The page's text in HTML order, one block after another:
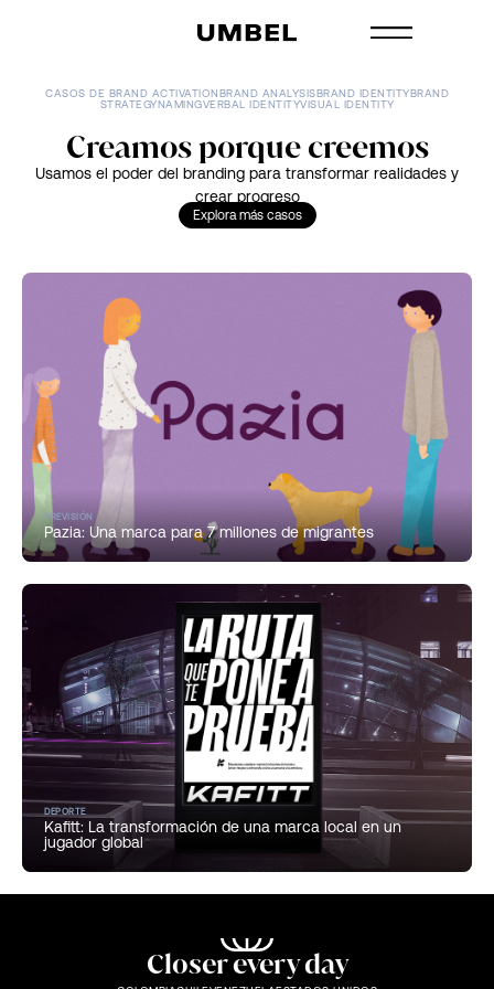
CASOS DE BRAND ACTIVATIONBRAND ANALYSISBRAND IDENTITYBRAND
STRATEGYNAMINGVERBAL IDENTITYVISUAL IDENTITY
Creamos porque creemos​​​
Usamos el poder del branding para transformar realidades y
crear progreso
Explora más casos
PREVISIÓN
Pazia: Una marca para 7 millones de migrantes
DEPORTE
Kafitt: La transformación de una marca local en un
jugador global
Closer every day